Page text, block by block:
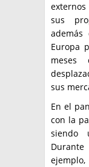
sus
Europa
meses
sus
En el
con la
siendo